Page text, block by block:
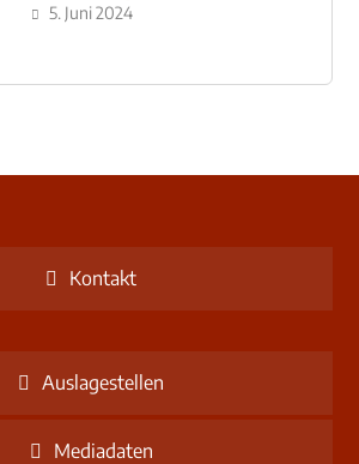
Schulzentrum-Neubau
5. Juni 2024
Kontakt
Auslagestellen
Mediadaten